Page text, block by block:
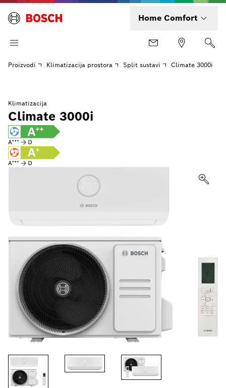
Home Comfort
Proizvodi Klimatizacija prostora Split sustavi Climate 3000i
Klimatizacija
Climate 3000i